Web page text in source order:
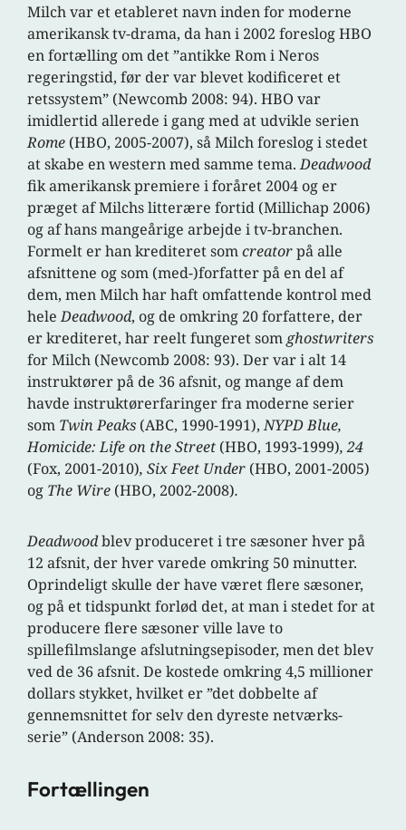
Milch var et etableret navn inden for moderne
amerikansk tv-drama, da han i 2002 foreslog HBO
en fortælling om det ”antikke Rom i Neros
regeringstid, før der var blevet kodificeret et
retssystem” (Newcomb 2008: 94). HBO var
imidlertid allerede i gang med at udvikle serien
Rome (HBO, 2005-2007), så Milch foreslog i stedet
at skabe en western med samme tema.Deadwood
fik amerikansk premiere i foråret 2004 og er
præget af Milchs litterære fortid (Millichap 2006)
og af hans mangeårige arbejde i tv-branchen.
Formelt er han krediteret somcreatorpå alle
afsnittene og som (med-)forfatter på en del af
dem, men Milch har haft omfattende kontrol med
heleDeadwood, og de omkring 20 forfattere, der
er krediteret, har reelt fungeret som ghostwriters
for Milch (Newcomb 2008: 93). Der var i alt 14
instruktører på de 36 afsnit, og mange af dem
havde instruktørerfaringer fra moderne serier
som Twin Peaks (ABC, 1990-1991),NYPD Blue,
Homicide: Life on the Street (HBO, 1993-1999), 24
(Fox, 2001-2010), Six Feet Under (HBO, 2001-2005)
og The Wire (HBO, 2002-2008).
Deadwoodblev produceret i tre sæsoner hver på
12 afsnit, der hver varede omkring 50 minutter.
Oprindeligt skulle der have været flere sæsoner,
og på et tidspunkt forlød det, at man i stedet for at
producere flere sæsoner ville lave to
spillefilmslange afslutningsepisoder, men det blev
ved de 36 afsnit. De kostede omkring 4,5 millioner
dollars stykket, hvilket er ”det dobbelte af
gennemsnittet for selv den dyreste netværks-
serie” (Anderson 2008: 35).
Fortællingen